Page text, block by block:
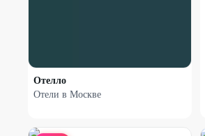
Отелло
Отели в Москве